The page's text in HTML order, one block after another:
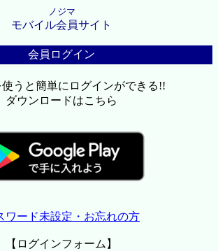
ノジマ
モバイル会員サイト
会員ログイン
うと簡単にログインができる!!
ダウンロードはこちら
ワード未設定・お忘れの方
【ログインフォーム】